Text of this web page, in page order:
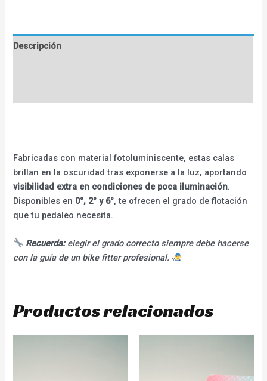
Descripción
Fabricadas con material fotoluminiscente, estas calas
brillan en la oscuridad tras exponerse a la luz, aportando
visibilidad extra en condiciones de poca iluminación.
Disponibles en 0°, 2° y 6°, te ofrecen el grado de flotación
que tu pedaleo necesita.
Recuerda:elegir el grado correcto siempre debe hacerse
con la guía de un bike fitter profesional.
Productos relacionados